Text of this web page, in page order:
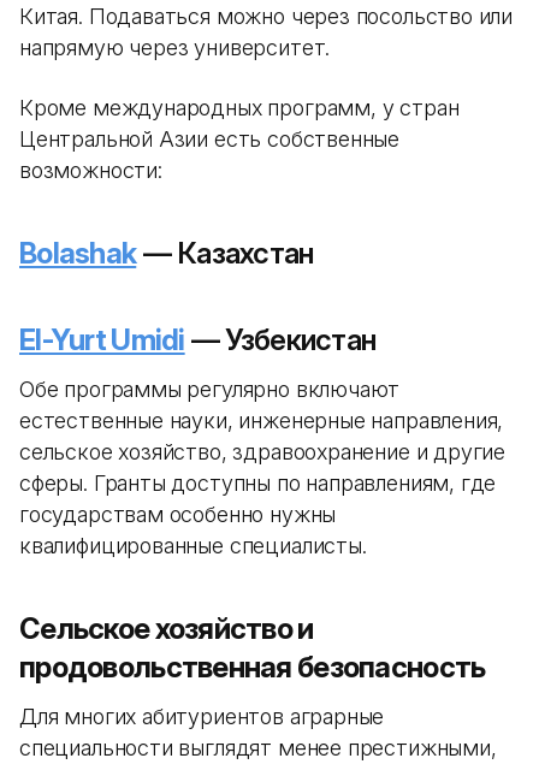
Китая. Подаваться можно через посольство или
напрямую через университет.
Кроме международных программ, у стран
Центральной Азии есть собственные
возможности:
Bolashak— Казахстан
El-Yurt Umidi — Узбекистан
Обе программы регулярно включают
естественные науки, инженерные направления,
сельское хозяйство, здравоохранение и другие
сферы. Гранты доступны по направлениям, где
государствам особенно нужны
квалифицированные специалисты.
Сельское хозяйство и
продовольственная безопасность
Для многих абитуриентов аграрные
специальности выглядят менее престижными,